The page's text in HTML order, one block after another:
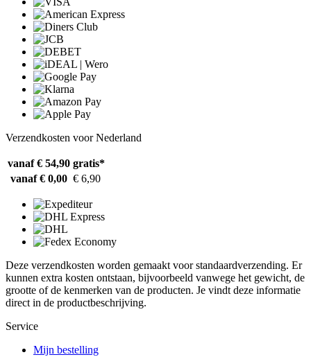
Verzendkosten voor Nederland
vanaf € 54,90 gratis*
vanaf € 0,00 € 6,90
Deze verzendkosten worden gemaakt voor standaardverzending. Er
kunnen extra kosten ontstaan, bijvoorbeeld vanwege het gewicht, de
grootte of de kenmerken van de producten. Je vindt deze informatie
direct in de productbeschrijving.
Service
Mijn bestelling